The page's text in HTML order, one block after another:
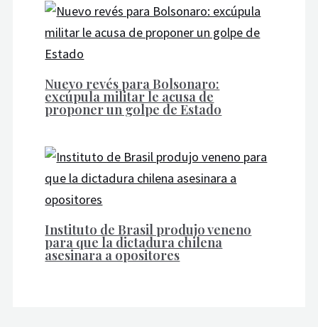
Nuevo revés para Bolsonaro:
excúpula militar le acusa de
proponer un golpe de Estado
Instituto de Brasil produjo veneno
para que la dictadura chilena
asesinara a opositores